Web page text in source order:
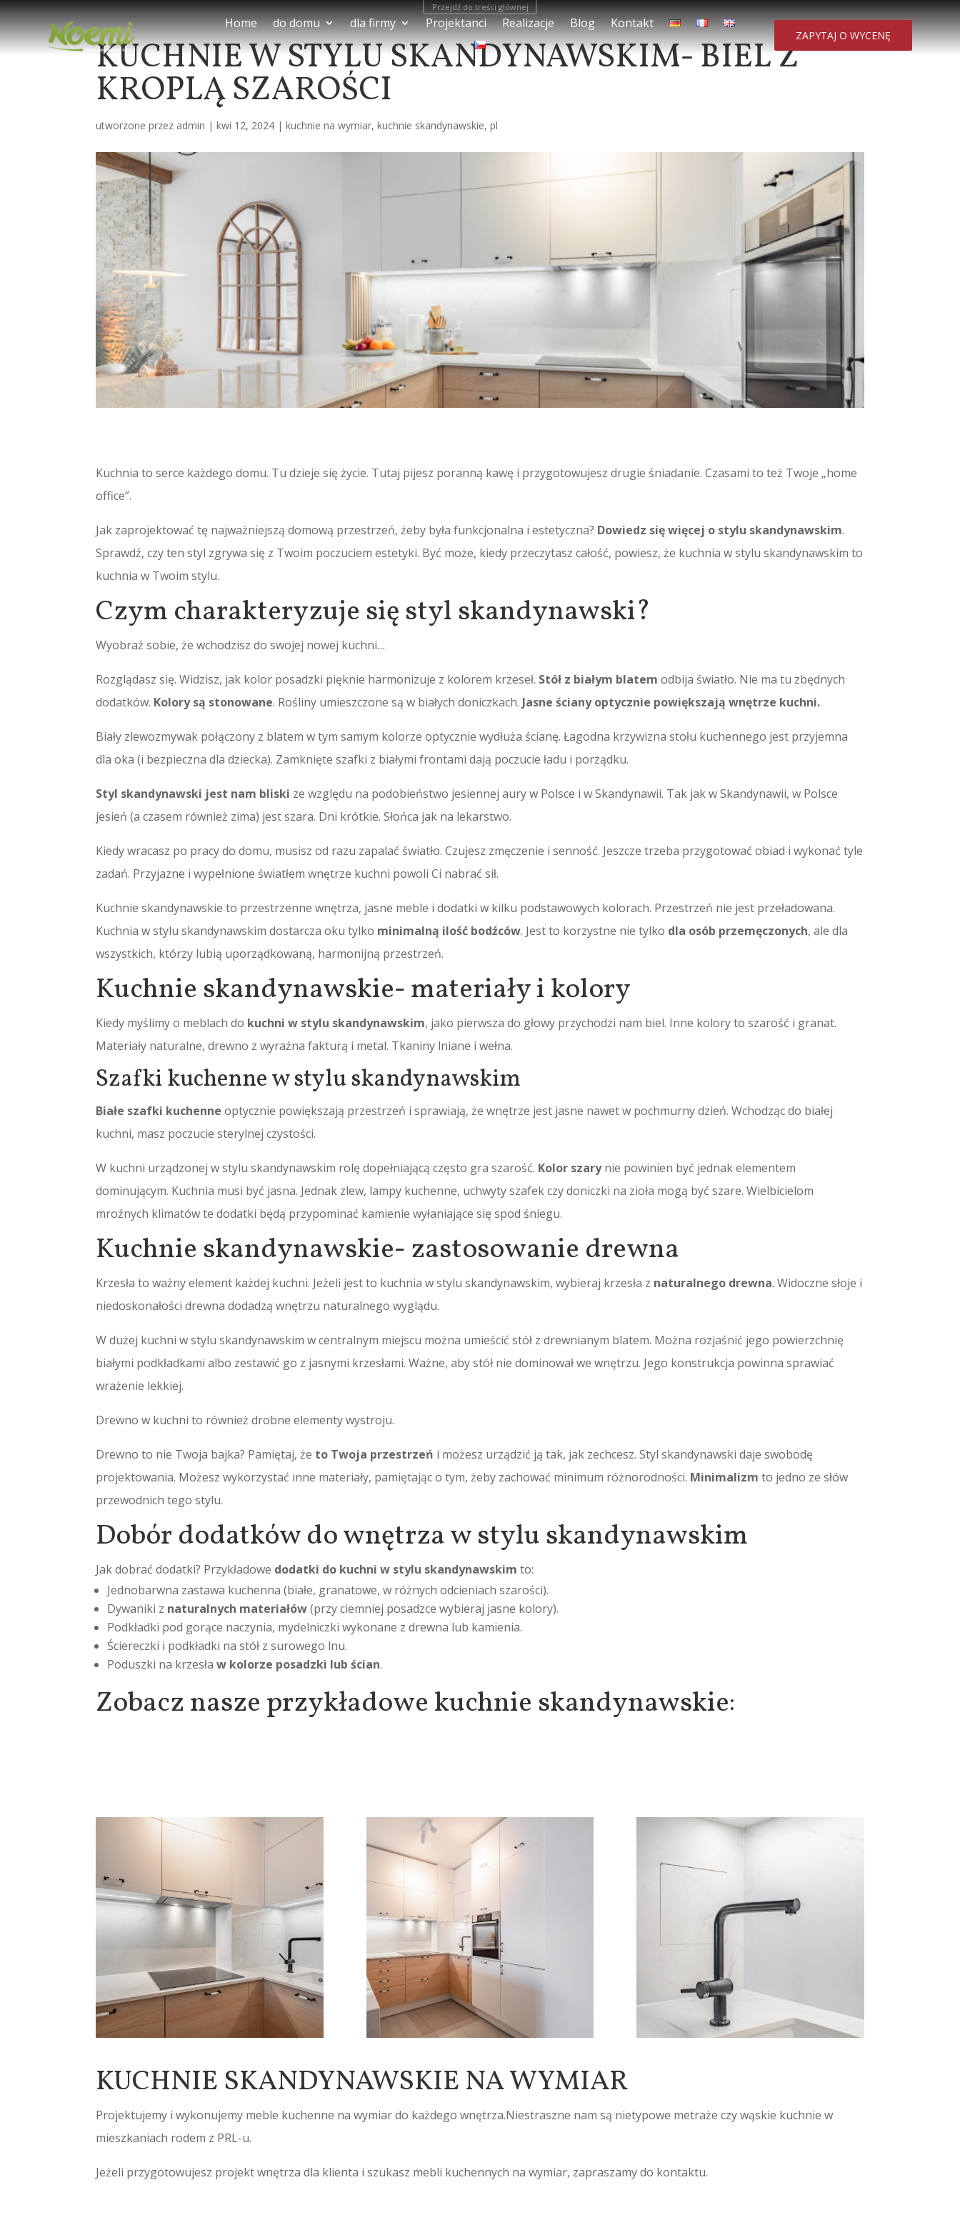
Przejdź do treści głównej
Home do domu dla firmy Projektanci Realizacje Blog Kontakt
ZAPYTAJ O WYCENĘ
KUCHNIE W STYLU SKANDYNAWSKIM- BIEL Z
KROPLĄ SZAROŚCI
utworzone przez admin |kwi 12, 2024 |kuchnie na wymiar,kuchnie skandynawskie,pl
Kuchnia to serce każdego domu. Tu dzieje się życie. Tutaj pijesz poranną kawę i przygotowujesz drugie śniadanie. Czasami to też Twoje „home
office”.
Jak zaprojektować tę najważniejszą domową przestrzeń, żeby była funkcjonalna i estetyczna? Dowiedz się więcej o stylu skandynawskim.
Sprawdź, czy ten styl zgrywa się z Twoim poczuciem estetyki. Być może, kiedy przeczytasz całość, powiesz, że kuchnia w stylu skandynawskim to
kuchnia w Twoim stylu.
Czym charakteryzuje się styl skandynawski?
Wyobraź sobie, że wchodzisz do swojej nowej kuchni…
Rozglądasz się. Widzisz, jak kolor posadzki pięknie harmonizuje z kolorem krzeseł. Stół z białym blatem odbija światło. Nie ma tu zbędnych
dodatków. Kolory są stonowane. Rośliny umieszczone są w białych doniczkach. Jasne ściany optycznie powiększają wnętrze kuchni.
Biały zlewozmywak połączony z blatem w tym samym kolorze optycznie wydłuża ścianę. Łagodna krzywizna stołu kuchennego jest przyjemna
dla oka (i bezpieczna dla dziecka). Zamknięte szafki z białymi frontami dają poczucie ładu i porządku.
Styl skandynawski jest nam bliski ze względu na podobieństwo jesiennej aury w Polsce i w Skandynawii. Tak jak w Skandynawii, w Polsce
jesień (a czasem również zima) jest szara. Dni krótkie. Słońca jak na lekarstwo.
Kiedy wracasz po pracy do domu, musisz od razu zapalać światło. Czujesz zmęczenie i senność. Jeszcze trzeba przygotować obiad i wykonać tyle
zadań. Przyjazne i wypełnione światłem wnętrze kuchni powoli Ci nabrać sił.
Kuchnie skandynawskie to przestrzenne wnętrza, jasne meble i dodatki w kilku podstawowych kolorach. Przestrzeń nie jest przeładowana.
Kuchnia w stylu skandynawskim dostarcza oku tylko minimalną ilość bodźców. Jest to korzystne nie tylko dla osób przemęczonych, ale dla
wszystkich, którzy lubią uporządkowaną, harmonijną przestrzeń.
Kuchnie skandynawskie- materiały i kolory
Kiedy myślimy o meblach do kuchni w stylu skandynawskim, jako pierwsza do głowy przychodzi nam biel. Inne kolory to szarość i granat.
Materiały naturalne, drewno z wyraźna fakturą i metal. Tkaniny lniane i wełna.
Szafki kuchenne w stylu skandynawskim
Białe szafki kuchenne optycznie powiększają przestrzeń i sprawiają, że wnętrze jest jasne nawet w pochmurny dzień. Wchodząc do białej
kuchni, masz poczucie sterylnej czystości.
W kuchni urządzonej w stylu skandynawskim rolę dopełniającą często gra szarość. Kolor szary nie powinien być jednak elementem
dominującym. Kuchnia musi być jasna. Jednak zlew, lampy kuchenne, uchwyty szafek czy doniczki na zioła mogą być szare. Wielbicielom
mroźnych klimatów te dodatki będą przypominać kamienie wyłaniające się spod śniegu.
Kuchnie skandynawskie- zastosowanie drewna
Krzesła to ważny element każdej kuchni. Jeżeli jest to kuchnia w stylu skandynawskim, wybieraj krzesła z naturalnego drewna. Widoczne słoje i
niedoskonałości drewna dodadzą wnętrzu naturalnego wyglądu.
W dużej kuchni w stylu skandynawskim w centralnym miejscu można umieścić stół z drewnianym blatem. Można rozjaśnić jego powierzchnię
białymi podkładkami albo zestawić go z jasnymi krzesłami. Ważne, aby stół nie dominował we wnętrzu. Jego konstrukcja powinna sprawiać
wrażenie lekkiej.
Drewno w kuchni to również drobne elementy wystroju.
Drewno to nie Twoja bajka? Pamiętaj, że to Twoja przestrzeń i możesz urządzić ją tak, jak zechcesz. Styl skandynawski daje swobodę
projektowania. Możesz wykorzystać inne materiały, pamiętając o tym, żeby zachować minimum różnorodności. Minimalizm to jedno ze słów
przewodnich tego stylu.
Dobór dodatków do wnętrza w stylu skandynawskim
Jak dobrać dodatki? Przykładowe dodatki do kuchni w stylu skandynawskim to:
Jednobarwna zastawa kuchenna (białe, granatowe, w różnych odcieniach szarości).
Dywaniki z naturalnych materiałów (przy ciemniej posadzce wybieraj jasne kolory).
Podkładki pod gorące naczynia, mydelniczki wykonane z drewna lub kamienia.
Ściereczki i podkładki na stół z surowego lnu.
Poduszki na krzesła w kolorze posadzki lub ścian.
Zobacz nasze przykładowe kuchnie skandynawskie:
KUCHNIE SKANDYNAWSKIE NA WYMIAR
Projektujemy i wykonujemy meble kuchenne na wymiar do każdego wnętrza.Niestraszne nam są nietypowe metraże czy wąskie kuchnie w
mieszkaniach rodem z PRL-u.
Jeżeli przygotowujesz projekt wnętrza dla klienta i szukasz mebli kuchennych na wymiar, zapraszamy do kontaktu.